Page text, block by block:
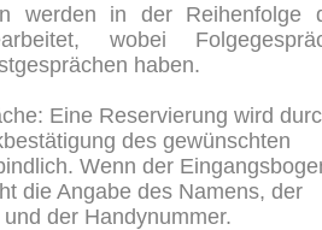
werden in der Reihenfolge
wobei
haben.
Eine Reservierung wird
des gewünschten
Wenn der
die Angabe des Namens, der
der Handynummer.